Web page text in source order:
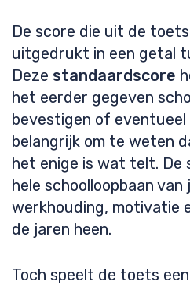
De score die uit de
uitgedrukt in een getal
Deze standaardscore
het eerder gegeven
bevestigen of
belangrijk om te weten
het enige is wat telt. De
hele schoolloopbaan
werkhouding, motivatie
de jaren heen.
Toch speelt de toets